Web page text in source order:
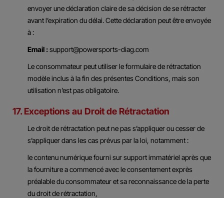
envoyer une déclaration claire de sa décision de se rétracter
avant l’expiration du délai. Cette déclaration peut être envoyée
à :
Email :support@powersports-diag.com
Le consommateur peut utiliser le formulaire de rétractation
modèle inclus à la fin des présentes Conditions, mais son
utilisation n’est pas obligatoire.
17. Exceptions au Droit de Rétractation
Le droit de rétractation peut ne pas s’appliquer ou cesser de
s’appliquer dans les cas prévus par la loi, notamment :
le contenu numérique fourni sur support immatériel après que
la fourniture a commencé avec le consentement exprès
préalable du consommateur et sa reconnaissance de la perte
du droit de rétractation,